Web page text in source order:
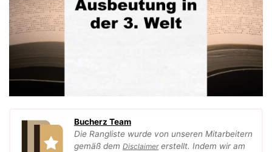
Bucherz Team
Die Rangliste wurde von unseren Mitarbeitern
gemäß dem Disclaimererstellt. Indem wir am